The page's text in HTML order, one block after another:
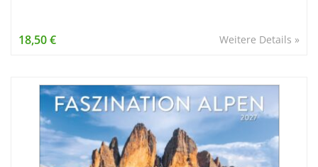
Young Adult
Weitere Details »
18,50 €